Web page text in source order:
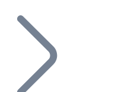
votre entreprise et
écosystème.